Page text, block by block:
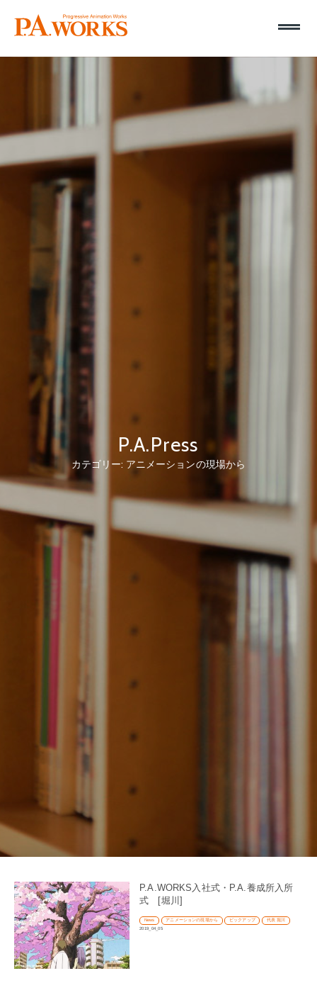
P.A.Press
カテゴリー: アニメーションの現場から
P.A.WORKS入社式・P.A.養成所入所
式 [堀川]
News アニメーションの現場から ピックアップ
代表 堀川
2019_04_05